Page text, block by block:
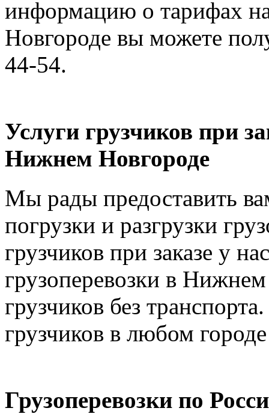
информацию о тарифах
Новгороде вы можете
44-54.
Услуги грузчиков при
Нижнем Новгороде
Мы рады предоставить
погрузки и разгрузки
грузчиков при заказе у
грузоперевозки в
грузчиков без
грузчиков в любом
Грузоперевозки по